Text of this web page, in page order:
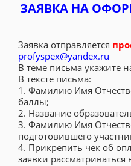
ЗАЯВКА НА
Заявка отправляется
profyspex@yandex.ru
В теме письма укажите
В тексте письма:
1. Фамилию Имя
баллы;
2. Название
3. Фамилию Имя
подготовившего
4. Прикрепить чек об
заявки рассматриваться